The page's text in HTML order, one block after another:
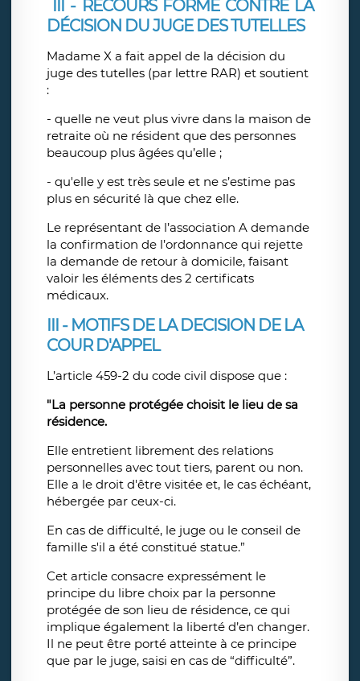
III - RECOURS FORMÉ CONTRE LA
DÉCISION DU JUGE DES TUTELLES
Madame X a fait appel de la décision du
juge des tutelles (par lettre RAR) et soutient
:
- quelle ne veut plus vivre dans la maison de
retraite où ne résident que des personnes
beaucoup plus âgées qu’elle ;
- qu'elle y est très seule et ne s’estime pas
plus en sécurité là que chez elle.
Le représentant de l’association A demande
la confirmation de l’ordonnance qui rejette
la demande de retour à domicile, faisant
valoir les éléments des 2 certificats
médicaux.
III - MOTIFS DE LA DECISION DE LA
COUR D'APPEL
L’article 459-2 du code civil dispose que :
"La personne protégée choisit le lieu de sa
résidence.
Elle entretient librement des relations
personnelles avec tout tiers, parent ou non.
Elle a le droit d'être visitée et, le cas échéant,
hébergée par ceux-ci.
En cas de difficulté, le juge ou le conseil de
famille s'il a été constitué statue.”
Cet article consacre expressément le
principe du libre choix par la personne
protégée de son lieu de résidence, ce qui
implique également la liberté d’en changer.
Il ne peut être porté atteinte à ce principe
que par le juge, saisi en cas de “difficulté”.